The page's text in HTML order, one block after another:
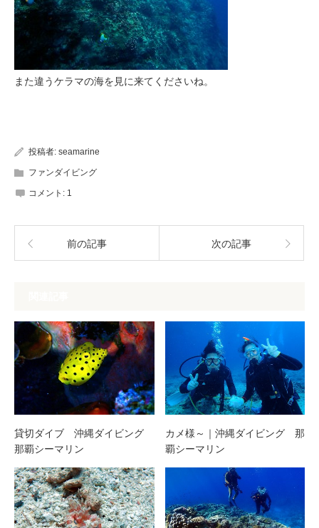
また違うケラマの海を見に来てくださいね。
投稿者: seamarine
ファンダイビング
コメント: 1
前の記事 次の記事
貸切ダイブ 沖縄ダイビング
那覇シーマリン
カメ様～｜沖縄ダイビング 那
覇シーマリン